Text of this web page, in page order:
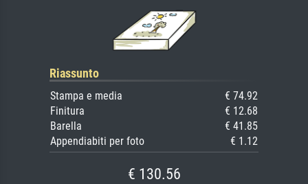
Riassunto
Stampa e media
€ 74.92
Finitura
€ 12.68
Barella
€ 41.85
Appendiabiti per foto
€ 1.12
€ 130.56